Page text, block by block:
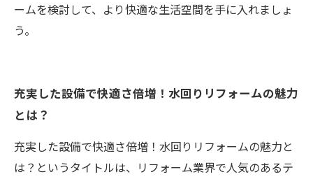
ームを検討して、より快適な生活空間を手に入れましょ
う。
充実した設備で快適さ倍増！水回りリフォームの魅力
とは？
充実した設備で快適さ倍増！水回りリフォームの魅力と
は？というタイトルは、リフォーム業界で人気のあるテ